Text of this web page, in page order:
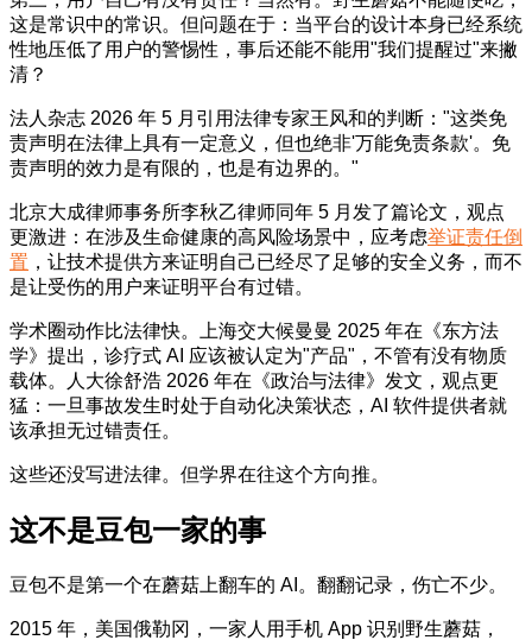
这是常识中的常识。但问题在于：当平台的设计本身已经系统
性地压低了用户的警惕性，事后还能不能用"我们提醒过"来撇
清？
法人杂志 2026 年 5 月引用法律专家王风和的判断："这类免
责声明在法律上具有一定意义，但也绝非'万能免责条款'。免
责声明的效力是有限的，也是有边界的。"
北京大成律师事务所李秋乙律师同年 5 月发了篇论文，观点
更激进：在涉及生命健康的高风险场景中，应考虑举证责任倒
置 ，让技术提供方来证明自己已经尽了足够的安全义务，而不
是让受伤的用户来证明平台有过错。
学术圈动作比法律快。上海交大候曼曼 2025 年在《东方法
学》提出，诊疗式 AI 应该被认定为"产品"，不管有没有物质
载体。人大徐舒浩 2026 年在《政治与法律》发文，观点更
猛：一旦事故发生时处于自动化决策状态，AI 软件提供者就
该承担无过错责任。
这些还没写进法律。但学界在往这个方向推。
这不是豆包一家的事
豆包不是第一个在蘑菇上翻车的 AI。翻翻记录，伤亡不少。
2015 年，美国俄勒冈，一家人用手机 App 识别野生蘑菇，